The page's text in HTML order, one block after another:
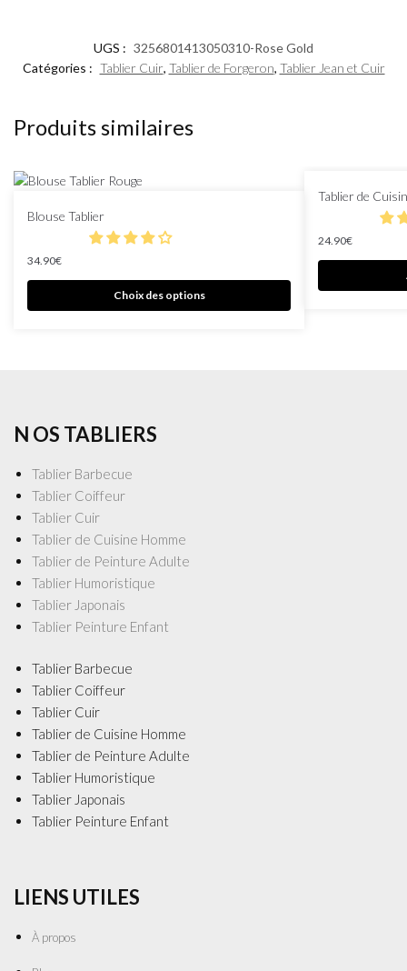
UGS : 3256801413050310-Rose Gold
Catégories : Tablier Cuir, Tablier de Forgeron, Tablier Jean et Cuir
Produits similaires
Blouse Tablier
34.90€
Choix des options
Tablier de
24.90€
N OS TABLIERS
Tablier Barbecue
Tablier Coiffeur
Tablier Cuir
Tablier de Cuisine Homme
Tablier de Peinture Adulte
Tablier Humoristique
Tablier Japonais
Tablier Peinture Enfant
Tablier Barbecue
Tablier Coiffeur
Tablier Cuir
Tablier de Cuisine Homme
Tablier de Peinture Adulte
Tablier Humoristique
Tablier Japonais
Tablier Peinture Enfant
LIENS UTILES
À propos